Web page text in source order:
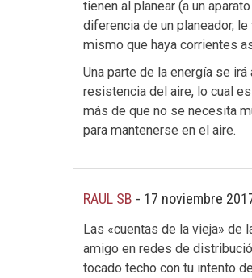
tienen al planear (a un
diferencia de un planeador, le
mismo que haya corrientes
Una parte de la energía se
resistencia del aire, lo cual
más de que no se necesita
para mantenerse en el aire.
RAUL SB - 17 noviembre
Las «cuentas de la vieja» de
amigo en redes de
tocado techo con tu intento